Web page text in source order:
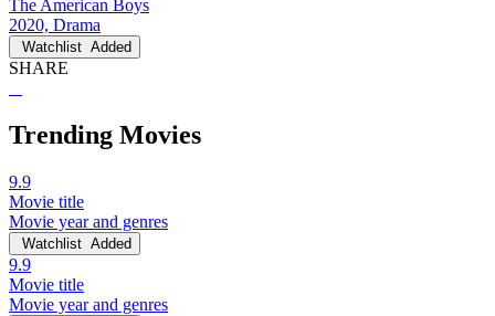
The American Boys
2020, Drama
Watchlist Added
SHARE
Trending Movies
9.9
Movie title
Movie year and genres
Watchlist Added
9.9
Movie title
Movie year and genres